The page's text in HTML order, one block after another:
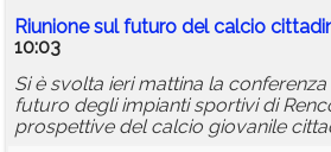
Riunione sul futuro del calcio
10:03
Si è svolta ieri mattina la
futuro degli impianti sportivi di
prospettive del calcio giovanile